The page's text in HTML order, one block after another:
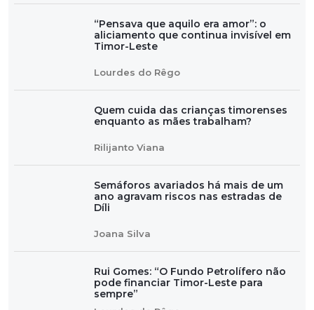
“Pensava que aquilo era amor”: o
aliciamento que continua invisível em
Timor-Leste
Lourdes do Rêgo
Quem cuida das crianças timorenses
enquanto as mães trabalham?
Rilijanto Viana
Semáforos avariados há mais de um
ano agravam riscos nas estradas de
Díli
Joana Silva
Rui Gomes: “O Fundo Petrolífero não
pode financiar Timor-Leste para
sempre”